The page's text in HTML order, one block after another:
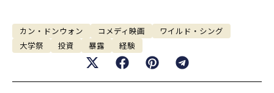
カン・ドンウォン コメディ映画
ワイルド・シング
大学祭
投資 暴露 経験